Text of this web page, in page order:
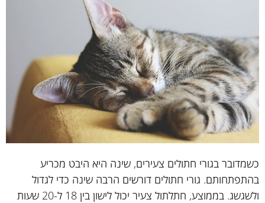
כשמדובר בגורי חתולים צעירים, שינה היא היבט מכריע
בהתפתחותם. גורי חתולים דורשים הרבה שינה כדי לגדול
ולשגשג. בממוצע, חתלתול צעיר יכול לישון בין 18 ל-20 שעות